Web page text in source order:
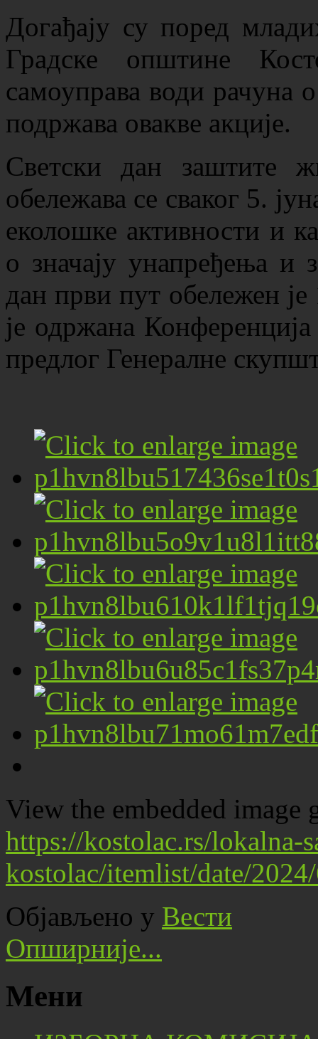
Догађају су поред
Градске општине
самоуправа води рачуна
подржава овакве акције.
Светски дан заштите
обележава се сваког 5.
еколошке активности и
о значају унапређења и
дан први пут обележен
је одржана
предлог Генералне
View the embedded image
https://kostolac.rs/lokalna-
kostolac/itemlist/date/
Објављено у Вести
Опширније...
Мени